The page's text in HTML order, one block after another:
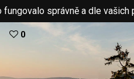
správně a dle vašich
0